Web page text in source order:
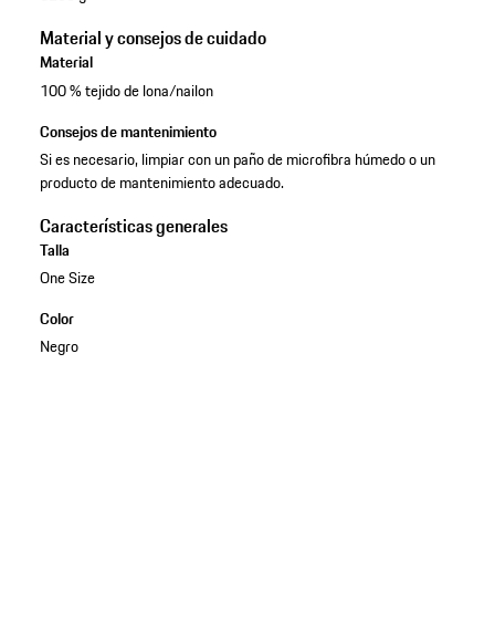
Material y consejos de cuidado
Material
100 % tejido de lona/nailon
Consejos de mantenimiento
Si es necesario, limpiar con un paño de microfibra húmedo o un
producto de mantenimiento adecuado.
Características generales
Talla
One Size
Color
Negro